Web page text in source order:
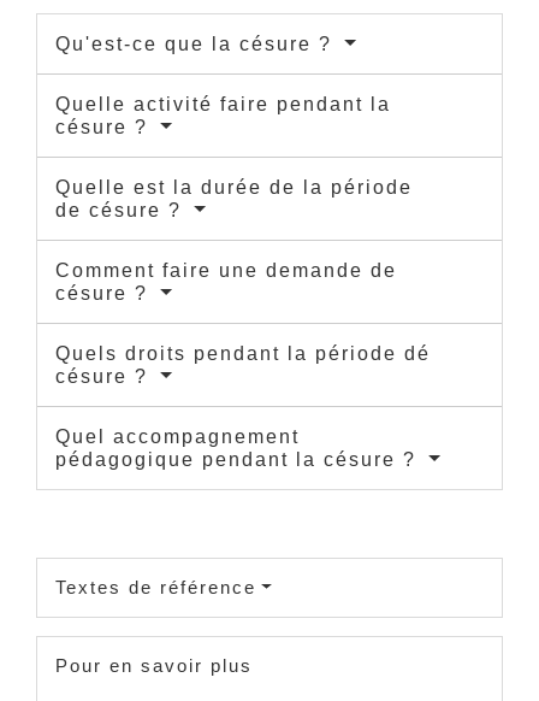
Qu'est-ce que la césure ?
Quelle activité faire pendant la
césure ?
Quelle est la durée de la période
de césure ?
Comment faire une demande de
césure ?
Quels droits pendant la période dé
césure ?
Quel accompagnement
pédagogique pendant la césure ?
Textes de référence
Pour en savoir plus